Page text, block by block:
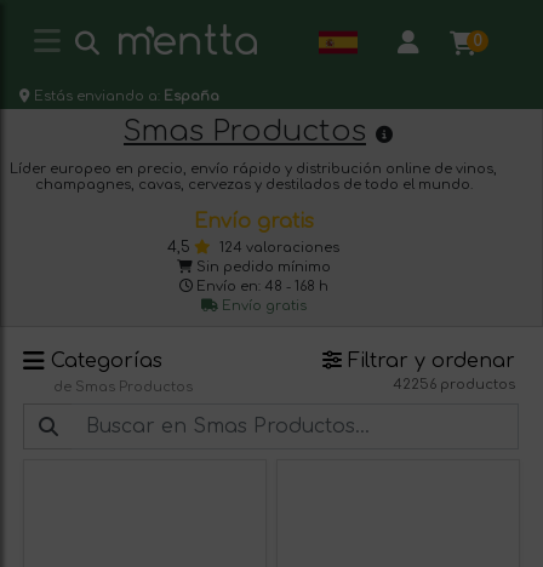
0
Estás enviando a: España
Smas Productos
Líder europeo en precio, envío rápido y distribución online de vinos,
champagnes, cavas, cervezas y destilados de todo el mundo.
Envío gratis
4,5
124 valoraciones
Sin pedido mínimo
Envío en: 48 - 168 h
Envío gratis
Categorías
de Smas Productos
Filtrar y ordenar
42256 productos